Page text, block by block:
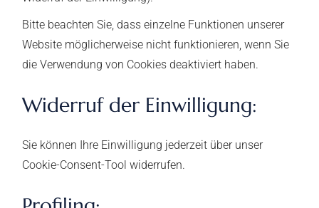
Bitte beachten Sie, dass einzelne Funktionen unserer
Website möglicherweise nicht funktionieren, wenn Sie
die Verwendung von Cookies deaktiviert haben.
Widerruf der Einwilligung:
Sie können Ihre Einwilligung jederzeit über unser
Cookie-Consent-Tool widerrufen.